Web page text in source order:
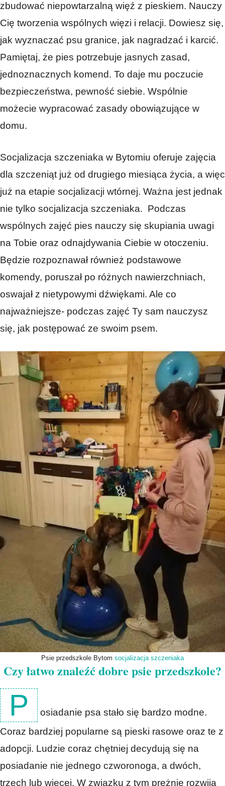
zbudować niepowtarzalną więź z pieskiem. Nauczy
Cię tworzenia wspólnych więzi i relacji. Dowiesz się,
jak wyznaczać psu granice, jak nagradzać i karcić.
Pamiętaj, że pies potrzebuje jasnych zasad,
jednoznacznych komend. To daje mu poczucie
bezpieczeństwa, pewność siebie. Wspólnie
możecie wypracować zasady obowiązujące w
domu.
Socjalizacja szczeniaka w Bytomiu oferuje zajęcia
dla szczeniąt już od drugiego miesiąca życia, a więc
już na etapie socjalizacji wtórnej. Ważna jest jednak
nie tylko socjalizacja szczeniaka. Podczas
wspólnych zajęć pies nauczy się skupiania uwagi
na Tobie oraz odnajdywania Ciebie w otoczeniu.
Będzie rozpoznawał również podstawowe
komendy, poruszał po różnych nawierzchniach,
oswajał z nietypowymi dźwiękami. Ale co
najważniejsze- podczas zajęć Ty sam nauczysz
się, jak postępować ze swoim psem.
Psie przedszkole Bytom socjalizacja szczeniaka
Czy łatwo znaleźć dobre psie przedszkole?
P
osiadanie psa stało się bardzo modne.
Coraz bardziej popularne są pieski rasowe oraz te z
adopcji. Ludzie coraz chętniej decydują się na
posiadanie nie jednego czworonoga, a dwóch,
trzech lub więcej. W związku z tym prężnie rozwija